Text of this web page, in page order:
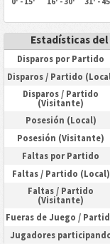
Estadísticas del
Disparos por Partido
Disparos / Partido
Disparos / Partido
(Visitante)
Posesión (Local)
Posesión (Visitante)
Faltas por Partido
Faltas / Partido (Local)
Faltas / Partido
(Visitante)
Fueras de Juego /
Jugadores